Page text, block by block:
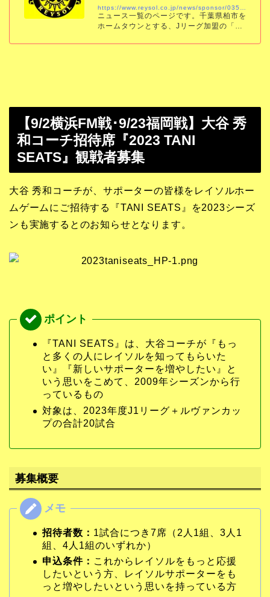
ニュース一覧のページです。千葉県柏市を
ホームタウンとする、Jリーグ加盟の「柏
スケジュール、チケット、チーム情報をい
【9/2横浜FM戦･9/23福岡戦】大谷 秀
和コーチ招待席『2023 TANI
SEATS』観戦者募集
大谷 秀和コーチが、サポーターの皆様をレイソルホー
ムゲームにご招待する『TANI SEATS』を2023シーズ
ンも実施するとのお知らせとなります。
『TANI SEATS』は、大谷コーチが『もっ
と多くの人にレイソルを知ってもらいた
い』『新しいサポーターを増やしたい』と
いう思いをこめて、2009年シーズンから行
っているもの
対象は、2023年度J1リーグ＋ルヴァンカッ
プの合計20試合
募集概要
招待者数： 1試合につき7席（2人1組、3人1
組、4人1組のいずれか）
申込条件： これからレイソルをもっと応援
したいという方、レイソルサポーターをも
っと増やしたいという思いを持っている方